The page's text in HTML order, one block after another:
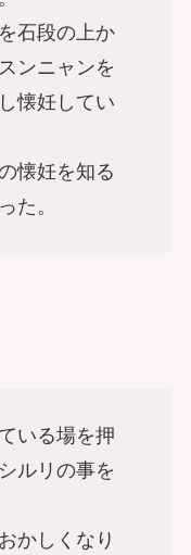
石段の上か
ンニャンを
懐妊してい
懐妊を知る
た。
いる場を押
ルリの事を
かしくなり